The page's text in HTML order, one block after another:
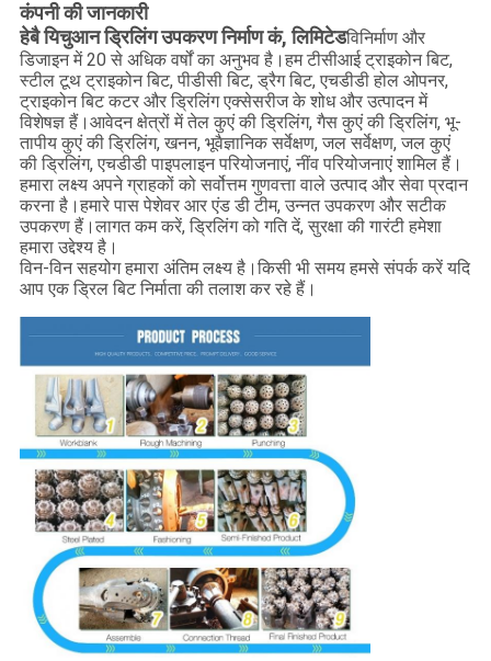
कंपनी की जानकारी
हेबै यिचुआन ड्रिलिंग उपकरण निर्माण कं, लिमिटेडविनिर्माण और
डिजाइन में 20 से अधिक वर्षों का अनुभव है।हम टीसीआई ट्राइकोन बिट,
स्टील टूथ ट्राइकोन बिट, पीडीसी बिट, ड्रैग बिट, एचडीडी होल ओपनर,
ट्राइकोन बिट कटर और ड्रिलिंग एक्सेसरीज के शोध और उत्पादन में
विशेषज्ञ हैं।आवेदन क्षेत्रों में तेल कुएं की ड्रिलिंग, गैस कुएं की ड्रिलिंग, भू-
तापीय कुएं की ड्रिलिंग, खनन, भूवैज्ञानिक सर्वेक्षण, जल सर्वेक्षण, जल कुएं
की ड्रिलिंग, एचडीडी पाइपलाइन परियोजनाएं, नींव परियोजनाएं शामिल हैं।
हमारा लक्ष्य अपने ग्राहकों को सर्वोत्तम गुणवत्ता वाले उत्पाद और सेवा प्रदान
करना है।हमारे पास पेशेवर आर एंड डी टीम, उन्नत उपकरण और सटीक
उपकरण हैं।लागत कम करें, ड्रिलिंग को गति दें, सुरक्षा की गारंटी हमेशा
हमारा उद्देश्य है।
विन-विन सहयोग हमारा अंतिम लक्ष्य है।किसी भी समय हमसे संपर्क करें यदि
आप एक ड्रिल बिट निर्माता की तलाश कर रहे हैं।